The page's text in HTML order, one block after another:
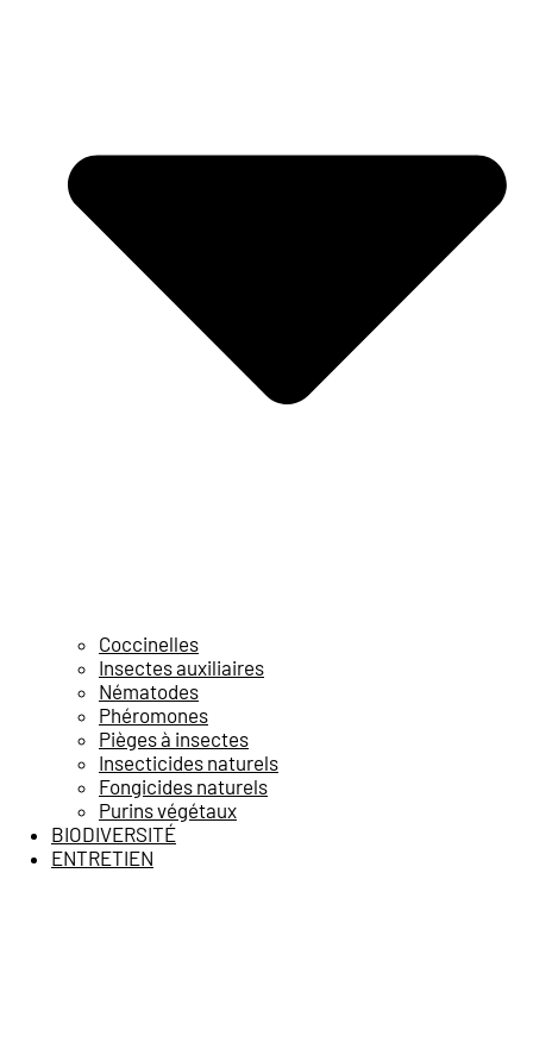
Coccinelles
Insectes auxiliaires
Nématodes
Phéromones
Pièges à insectes
Insecticides naturels
Fongicides naturels
Purins végétaux
BIODIVERSITÉ
ENTRETIEN